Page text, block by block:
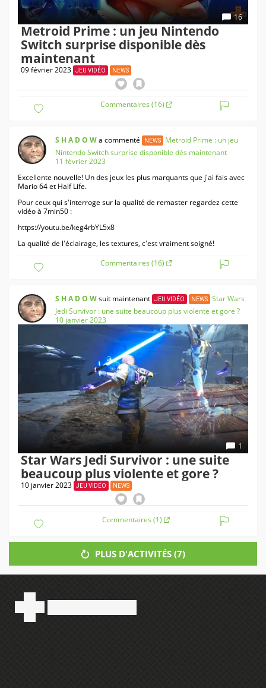
16
Metroid Prime : un jeu Nintendo
Switch surprise disponible dès
maintenant
09 février 2023 JEU VIDÉO NEWS
Commentaires (16)
S H A D O Wa commenté NEWS
Metroid Prime : un jeu
Nintendo Switch surprise disponible dès maintenant
11 février 2023
Excellente nouvelle! Un des jeux les plus marquants que j'ai fais avec
Mario 64 et Half Life.
Pour ceux qui s'interroge sur la qualité de remaster regardez cette
vidéo à 7min50 :
https://youtu.be/keg4rbYL5x8
La qualité de l'éclairage, les textures, c'est vraiment soigné!
Commentaires (16)
S H A D O Wsuit maintenant JEU VIDÉO NEWS
Star Wars
Jedi Survivor : une suite beaucoup plus violente et gore ?
10 janvier 2023
1
Star Wars Jedi Survivor : une suite
beaucoup plus violente et gore ?
10 janvier 2023 JEU VIDÉO NEWS
Commentaires (1)
PLUS D'ACTIVITÉS (7)